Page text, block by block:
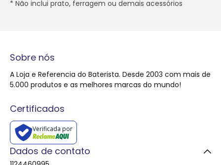
* Não inclui prato, ferragem ou demais acessórios
Sobre nós
A Loja e Referencia do Baterista. Desde 2003 com mais de
5.000 produtos e as melhores marcas do mundo!
Certificados
Verificada por
Dados de contato